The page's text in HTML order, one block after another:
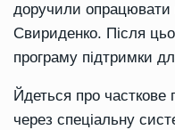
доручили опрацювати
Свириденко. Після
програму підтримки
Йдеться про часткове
через спеціальну